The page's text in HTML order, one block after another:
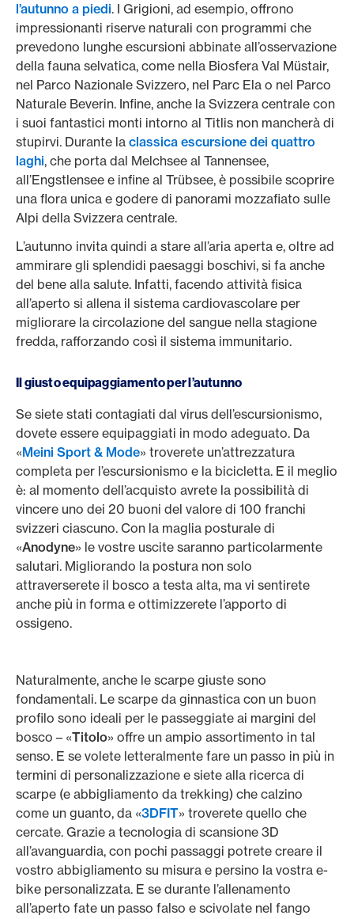
l’autunno a piedi. I Grigioni, ad esempio, offrono
impressionanti riserve naturali con programmi che
prevedono lunghe escursioni abbinate all’osservazione
della fauna selvatica, come nella Biosfera Val Müstair,
nel Parco Nazionale Svizzero, nel Parc Ela o nel Parco
Naturale Beverin. Infine, anche la Svizzera centrale con
i suoi fantastici monti intorno al Titlis non mancherà di
stupirvi. Durante la classica escursione dei quattro
laghi, che porta dal Melchsee al Tannensee,
all’Engstlensee e infine al Trübsee, è possibile scoprire
una flora unica e godere di panorami mozzafiato sulle
Alpi della Svizzera centrale.
L’autunno invita quindi a stare all’aria aperta e, oltre ad
ammirare gli splendidi paesaggi boschivi, si fa anche
del bene alla salute. Infatti, facendo attività fisica
all’aperto si allena il sistema cardiovascolare per
migliorare la circolazione del sangue nella stagione
fredda, rafforzando così il sistema immunitario.
Il giusto equipaggiamento per l’autunno
Se siete stati contagiati dal virus dell’escursionismo,
dovete essere equipaggiati in modo adeguato. Da
«Meini Sport & Mode» troverete un’attrezzatura
completa per l’escursionismo e la bicicletta. E il meglio
è: al momento dell’acquisto avrete la possibilità di
vincere uno dei 20 buoni del valore di 100 franchi
svizzeri ciascuno. Con la maglia posturale di
«Anodyne» le vostre uscite saranno particolarmente
salutari. Migliorando la postura non solo
attraverserete il bosco a testa alta, ma vi sentirete
anche più in forma e ottimizzerete l’apporto di
ossigeno.
Naturalmente, anche le scarpe giuste sono
fondamentali. Le scarpe da ginnastica con un buon
profilo sono ideali per le passeggiate ai margini del
bosco – «Titolo» offre un ampio assortimento in tal
senso. E se volete letteralmente fare un passo in più in
termini di personalizzazione e siete alla ricerca di
scarpe (e abbigliamento da trekking) che calzino
come un guanto, da «3DFIT» troverete quello che
cercate. Grazie a tecnologia di scansione 3D
all’avanguardia, con pochi passaggi potrete creare il
vostro abbigliamento su misura e persino la vostra e-
bike personalizzata. E se durante l’allenamento
all’aperto fate un passo falso e scivolate nel fango